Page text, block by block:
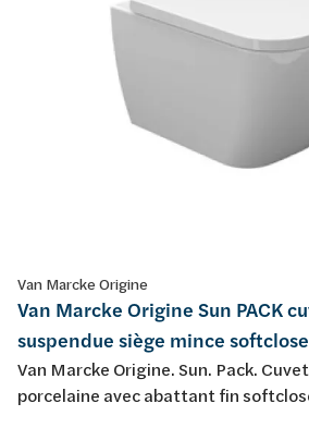
Van Marcke Origine
Van Marcke Origine Sun PACK
suspendue siège mince softclose
Van Marcke Origine. Sun. Pack.
porcelaine avec abattant fin